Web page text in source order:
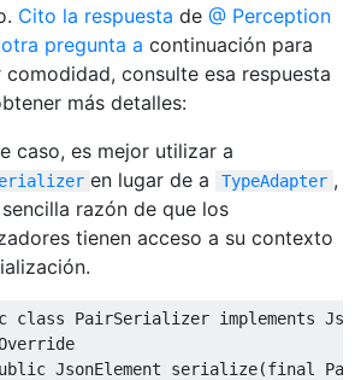
Cito la respuesta de @ Perception
pregunta a continuación para
comodidad, consulte esa respuesta
más detalles:
caso, es mejor utilizar a
en lugar de a TypeAdapter ,
razón de que los
tienen acceso a su contexto
class PairSerializer implements
JsonElement serialize(final